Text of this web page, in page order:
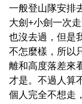
一般登山隊安排
大劍+小劍一次
也沒去過，但是
不怎麼樣，所以
離和高度落差來
才是。不過人算
個人完全不想走